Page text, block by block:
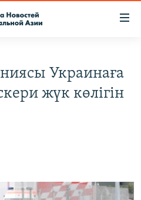
Украинаға
жүк көлігін